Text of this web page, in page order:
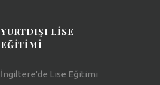
YURTDIŞI LISE
EĞITIMI
İngiltere'de Lise Eğitimi